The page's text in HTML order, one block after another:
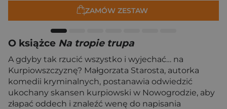
ZAMÓW ZESTAW
O książce Na tropie trupa
A gdyby tak rzucić wszystko i wyjechać… na
Kurpiowszczyznę? Małgorzata Starosta, autorka
komedii kryminalnych, postanawia odwiedzić
ukochany skansen kurpiowski w Nowogrodzie, aby
złapać oddech i znaleźć wenę do napisania